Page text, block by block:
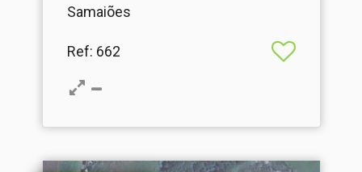
Samaiões
Ref: 662